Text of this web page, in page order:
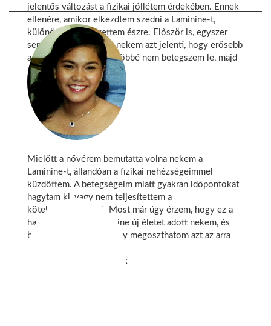
jelentős változást a fizikai jóllétem érdekében. Ennek
ellenére, amikor elkezdtem szedni a Laminine-t,
különös előnyeit vettem észre. Először is, egyszer
sem lettem náthás. Ez nekem azt jelenti, hogy erősebb
az immunrendszerem. Többé nem betegszem le, majd
leszek jobban egyáltalán.
Svetlana G., USA
Mielőtt a nővérem bemutatta volna nekem a
Laminine-t, állandóan a fizikai nehézségeimmel
küzdöttem. A betegségeim miatt gyakran időpontokat
hagytam ki, vagy nem teljesítettem a
kötelezettségeimet. Most már úgy érzem, hogy ez a
harc véget ért. A Laminine új életet adott nekem, és
büszke vagyok arra, hogy megoszthatom azt az arra
rászorulókkal.
Fülöp-szigetek